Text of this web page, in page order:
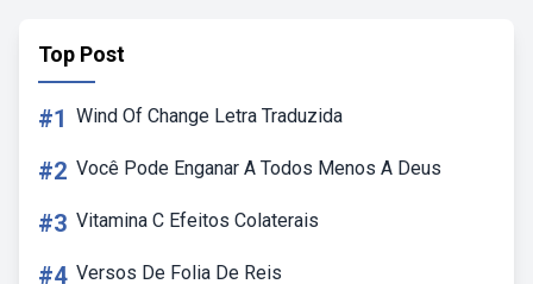
Top Post
#1 Wind Of Change Letra Traduzida
#2 Você Pode Enganar A Todos Menos A Deus
#3 Vitamina C Efeitos Colaterais
#4 Versos De Folia De Reis